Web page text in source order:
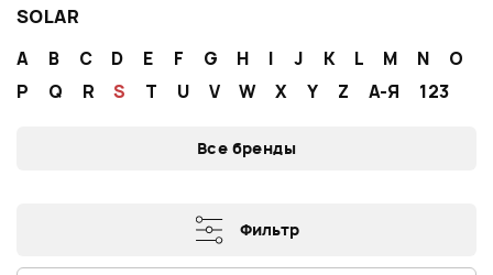
SOLAR
A B C D E F G H I J K L M N
O
P
Q R S T U V W X Y Z А-Я 123
Все бренды
Фильтр